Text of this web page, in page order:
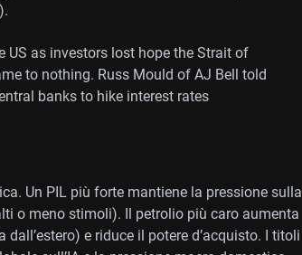
as investors lost hope the Strait of
to nothing. Russ Mould of AJ Bell told
banks to hike interest rates
Un PIL più forte mantiene la pressione sulla
o meno stimoli). Il petrolio più caro aumenta
e riduce il potere d’acquisto. I titoli